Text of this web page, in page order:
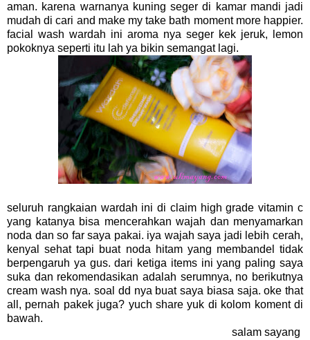
aman. karena warnanya kuning seger di kamar mandi jadi
mudah di cari and make my take bath moment more happier.
facial wash wardah ini aroma nya seger kek jeruk, lemon
pokoknya seperti itu lah ya bikin semangat lagi.
seluruh rangkaian wardah ini di claim high grade vitamin c
yang katanya bisa mencerahkan wajah dan menyamarkan
noda dan so far saya pakai. iya wajah saya jadi lebih cerah,
kenyal sehat tapi buat noda hitam yang membandel tidak
berpengaruh ya gus. dari ketiga items ini yang paling saya
suka dan rekomendasikan adalah serumnya, no berikutnya
cream wash nya. soal dd nya buat saya biasa saja. oke that
all, pernah pakek juga? yuch share yuk di kolom koment di
bawah.
salam sayang